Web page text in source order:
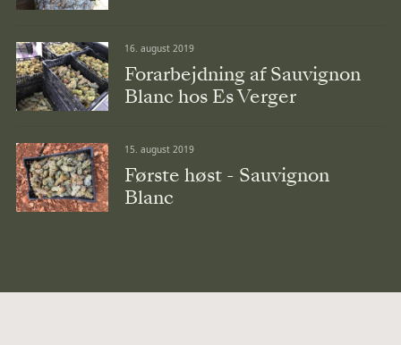
16. august 2019
Forarbejdning af Sauvignon
Blanc hos Es Verger
15. august 2019
Første høst - Sauvignon
Blanc